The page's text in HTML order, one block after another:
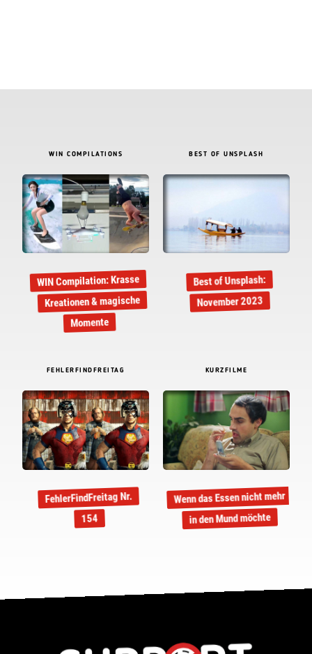
WIN COMPILATIONS
WIN Compilation: Krasse
Kreationen & magische
Momente
BEST OF UNSPLASH
Best of Unsplash:
November 2023
FEHLERFINDFREITAG
FehlerFindFreitag Nr.
154
KURZFILME
Wenn das Essen nicht mehr
in den Mund möchte